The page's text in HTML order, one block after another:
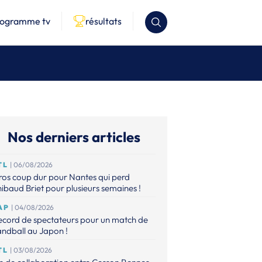
tv résultats
Nos derniers articles
| 06/08/2026
coup dur pour Nantes qui perd
Briet pour plusieurs semaines !
| 04/08/2026
de spectateurs pour un match de
au Japon !
| 03/08/2026